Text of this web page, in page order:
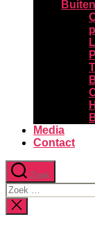
Media
Contact
Zoek
Zoeken
naar:
Zoeken
sluiten